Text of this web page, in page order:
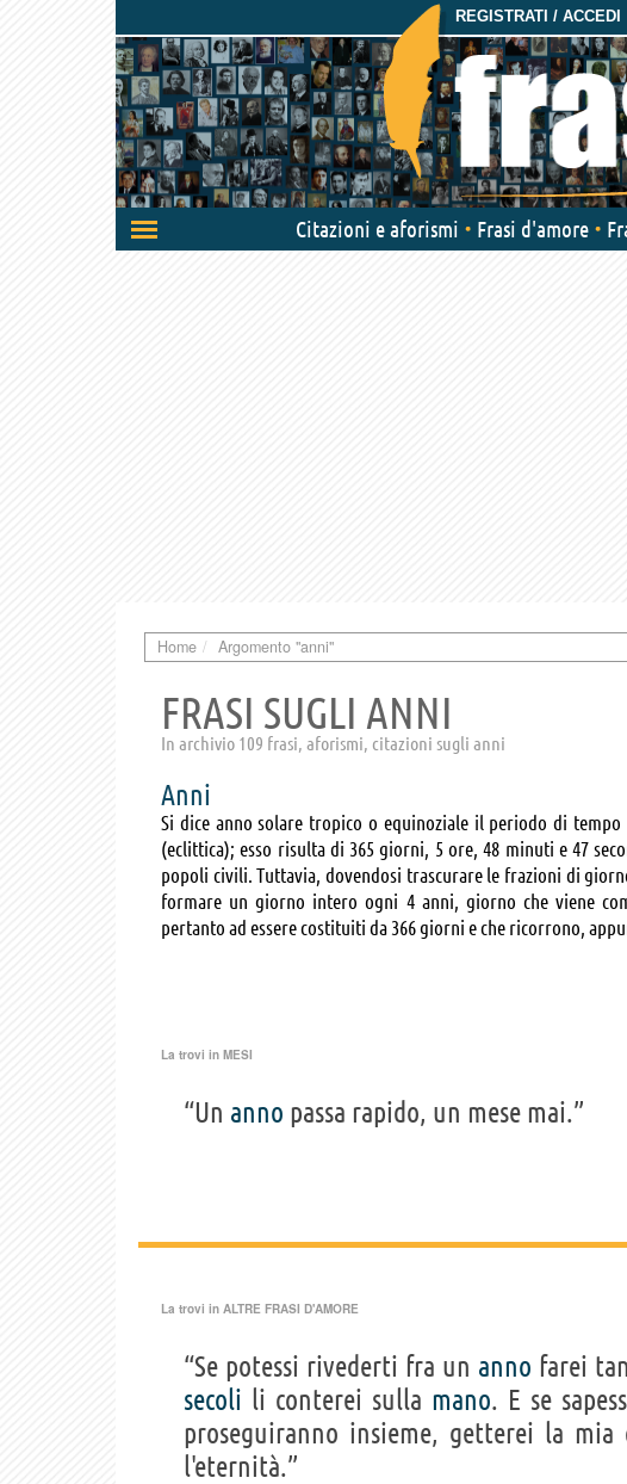
REGISTRATI / ACCEDI
Attiva/disattiva
navigazione
Citazioni e aforismi Frasi d'amore
Home Argomento "anni"
FRASI SUGLI ANNI
In archivio 109 frasi, aforismi, citazioni sugli anni
Anni
Si dice anno solare tropico o equinoziale il periodo di
(eclittica); esso risulta di 365 giorni, 5 ore, 48 minuti e 47
popoli civili. Tuttavia, dovendosi trascurare le frazioni di
formare un giorno intero ogni 4 anni, giorno che viene
pertanto ad essere costituiti da 366 giorni e che ricorrono,
La trovi in MESI
“Un anno passa rapido, un mese mai.”
La trovi in ALTRE FRASI D'AMORE
“Se potessi rivederti fra un anno farei
secoli li conterei sulla mano. E se
proseguiranno insieme, getterei la
l'eternità.”